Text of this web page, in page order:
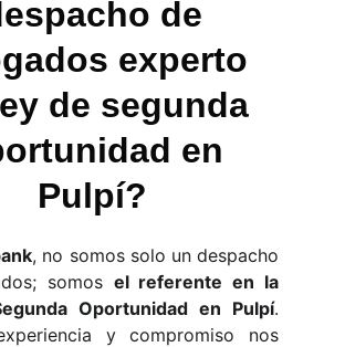
de
experto
de segunda
en
Pulpí?
, no somos solo un despacho
somos el referente en la
Oportunidad en Pulpí.
y compromiso nos